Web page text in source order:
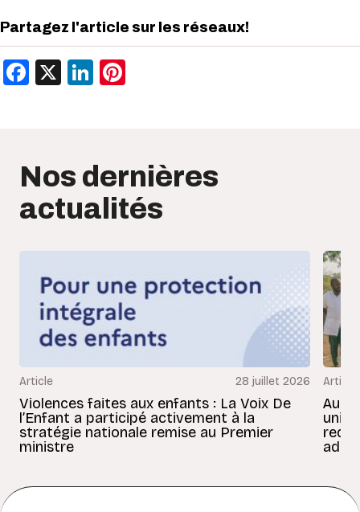
Partagez l'article sur les réseaux!
Facebook
X LinkedIn
Nos dernières
actualités
Article 28 juillet 2026
Violences faites aux enfants : La Voix De
l’Enfant a participé activement à la
stratégie nationale remise au Premier
ministre
Article
Au